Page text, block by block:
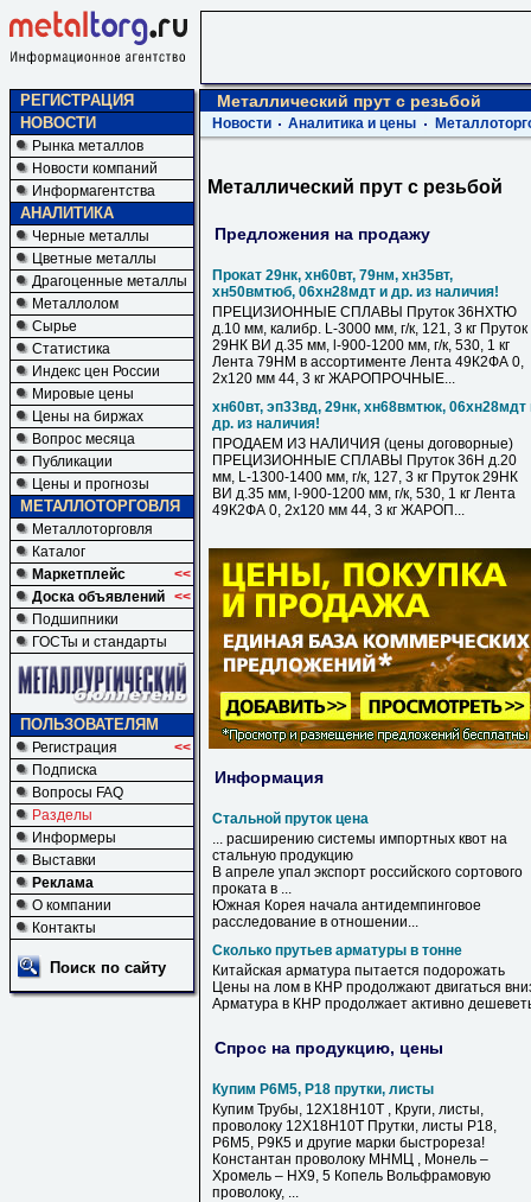
РЕГИСТРАЦИЯ
НОВОСТИ
Рынка металлов
Новости компаний
Информагентства
АНАЛИТИКА
Черные металлы
Цветные металлы
Драгоценные металлы
Металлолом
Сырье
Статистика
Индекс цен России
Мировые цены
Цены на биржах
Вопрос месяца
Публикации
Цены и прогнозы
МЕТАЛЛОТОРГОВЛЯ
Металлоторговля
Каталог
Маркетплейс
<<
Доска объявлений <<
Подшипники
ГОСТы и стандарты
ПОЛЬЗОВАТЕЛЯМ
Регистрация
<<
Подписка
Вопросы FAQ
Разделы
Информеры
Выставки
Реклама
О компании
Контакты
Поиск по сайту
Металлический прут с резьбой
Новости Аналитика и цены
Металлический прут с резьбой
Предложения на продажу
Прокат 29нк, хн60вт, 79нм, хн35вт,
хн50вмтюб, 06хн28мдт и др. из наличия!
ПРЕЦИЗИОННЫЕ СПЛАВЫ Пруток 36НХТЮ
д.10 мм, калибр. L-3000 мм, г/к, 121, 3 кг Пруток
29НК ВИ д.35 мм, l-900-1200 мм, г/к, 530, 1 кг
Лента 79НМ в ассортименте Лента 49К2ФА 0,
2х120 мм 44, 3 кг ЖАРОПРОЧНЫЕ...
хн60вт, эп33вд, 29нк, хн68вмтюк, 06хн28мдт
др. из наличия!
ПРОДАЕМ ИЗ НАЛИЧИЯ (цены договорные)
ПРЕЦИЗИОННЫЕ СПЛАВЫ Пруток 36Н д.20
мм, L-1300-1400 мм, г/к, 127, 3 кг Пруток 29НК
ВИ д.35 мм, l-900-1200 мм, г/к, 530, 1 кг Лента
49К2ФА 0, 2х120 мм 44, 3 кг ЖАРОП...
Информация
Стальной пруток цена
... расширению системы импортных квот на
стальную продукцию
В апреле упал экспорт российского сортового
проката в ...
Южная Корея начала антидемпинговое
расследование в отношении...
Сколько прутьев арматуры в тонне
Китайская арматура пытается подорожать
Цены на лом в КНР продолжают двигаться
Арматура в КНР продолжает активно
Спрос на продукцию, цены
Купим Р6М5, Р18 прутки, листы
Купим Трубы, 12Х18Н10Т , Круги, листы,
проволоку 12Х18Н10Т Прутки, листы Р18,
Р6М5, Р9К5 и другие марки быстрореза!
Константан проволоку МНМЦ , Монель –
Хромель – НХ9, 5 Копель Вольфрамовую
проволоку, ...